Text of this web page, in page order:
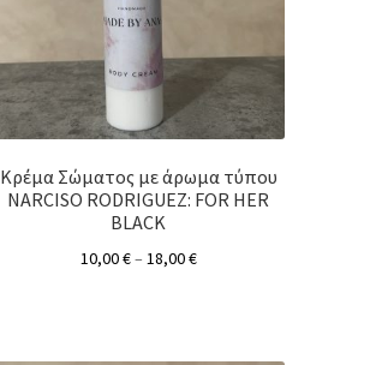
Κρέμα Σώματος με άρωμα τύπου
NARCISO RODRIGUEZ: FOR HER
BLACK
10,00€– 18,00€